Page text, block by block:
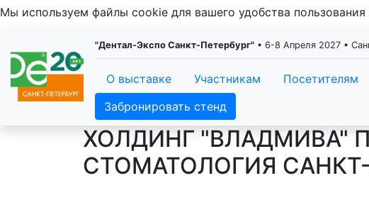
Мы используем файлы cookie для вашего удобства
"Дентал-Экспо Санкт-Петербург" • 6-8 Апреля 2027 •
О выставке Участникам Посетителям
Забронировать стенд
ХОЛДИНГ "ВЛАДМИВА"
СТОМАТОЛОГИЯ САНКТ-